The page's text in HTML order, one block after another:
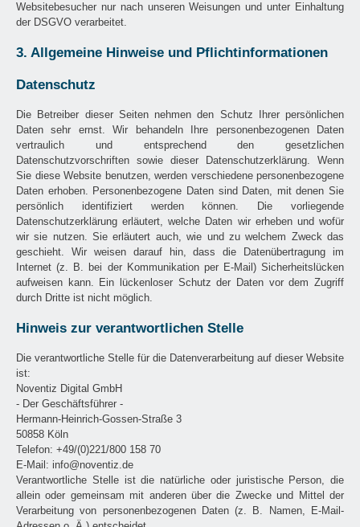
Websitebesucher nur nach unseren Weisungen und unter Einhaltung
der DSGVO verarbeitet.
3. Allgemeine Hinweise und Pflichtinformationen
Datenschutz
Die Betreiber dieser Seiten nehmen den Schutz Ihrer persönlichen
Daten sehr ernst. Wir behandeln Ihre personenbezogenen Daten
vertraulich und entsprechend den gesetzlichen
Datenschutzvorschriften sowie dieser Datenschutzerklärung. Wenn
Sie diese Website benutzen, werden verschiedene personenbezogene
Daten erhoben. Personenbezogene Daten sind Daten, mit denen Sie
persönlich identifiziert werden können. Die vorliegende
Datenschutzerklärung erläutert, welche Daten wir erheben und wofür
wir sie nutzen. Sie erläutert auch, wie und zu welchem Zweck das
geschieht. Wir weisen darauf hin, dass die Datenübertragung im
Internet (z. B. bei der Kommunikation per E-Mail) Sicherheitslücken
aufweisen kann. Ein lückenloser Schutz der Daten vor dem Zugriff
durch Dritte ist nicht möglich.
Hinweis zur verantwortlichen Stelle
Die verantwortliche Stelle für die Datenverarbeitung auf dieser Website
ist:
Noventiz Digital GmbH
- Der Geschäftsführer -
Hermann-Heinrich-Gossen-Straße 3
50858 Köln
Telefon: +49/(0)221/800 158 70
E-Mail: info@noventiz.de
Verantwortliche Stelle ist die natürliche oder juristische Person, die
allein oder gemeinsam mit anderen über die Zwecke und Mittel der
Verarbeitung von personenbezogenen Daten (z. B. Namen, E-Mail-